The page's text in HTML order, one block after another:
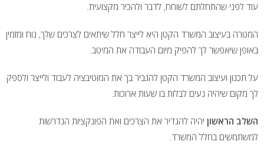
עוד לפני שהתחלתם לשוחח, לדבר ולהכיר מקצועית.
המטרה בעיצוב המשרד הקטן היא לייצר חלל שיתאים לצרכים שלך, נוח ומזמין
באופן שיאפשר לך להפיק מיום העבודה את המיטב.
על תכנון ועיצוב המשרד הקטן להגביר בך את המוטיבציה לעבוד ולייצר ולספק
לך מקום שיהיה נעים לבלות בו שעות ארוכות.
השלב הראשון יהיה להגדיר את הצרכים ואת הפונקציות הנדרשות
למשתמשים בחלל המשרד.